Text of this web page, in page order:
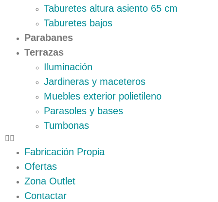
Taburetes altura asiento 65 cm
Taburetes bajos
Parabanes
Terrazas
Iluminación
Jardineras y maceteros
Muebles exterior polietileno
Parasoles y bases
Tumbonas
Fabricación Propia
Ofertas
Zona Outlet
Contactar